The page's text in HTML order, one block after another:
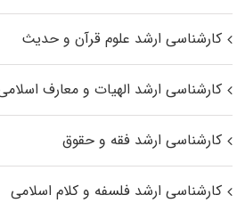
کارشناسی ارشد علوم قرآن و حدیث
کارشناسی ارشد الهیات و معارف
کارشناسی ارشد فقه و حقوق
کارشناسی ارشد فلسفه و کلام اسلامی